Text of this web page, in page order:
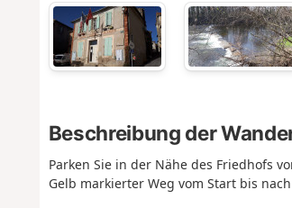
Beschreibung der
Parken Sie in der Nähe des Friedhofs
Gelb markierter Weg vom Start bis